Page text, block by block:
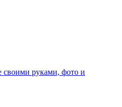
руками, фото и